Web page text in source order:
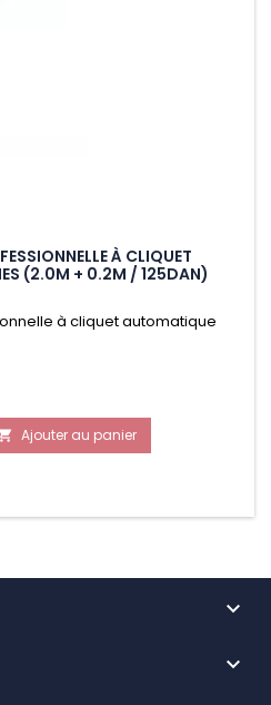
À CLIQUET
(2.0M + 0.2M / 125DAN)
à cliquet automatique
+ 0.2M / 125daN), simple et
et de sécuriser
transport. Matière polyester
variations de températures,
Ajouter au panier

